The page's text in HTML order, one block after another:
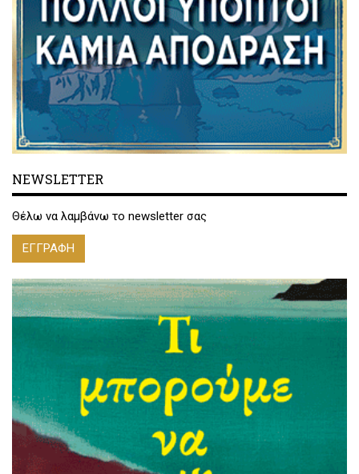
NEWSLETTER
Θέλω να λαμβάνω το newsletter σας
ΕΓΓΡΑΦΗ